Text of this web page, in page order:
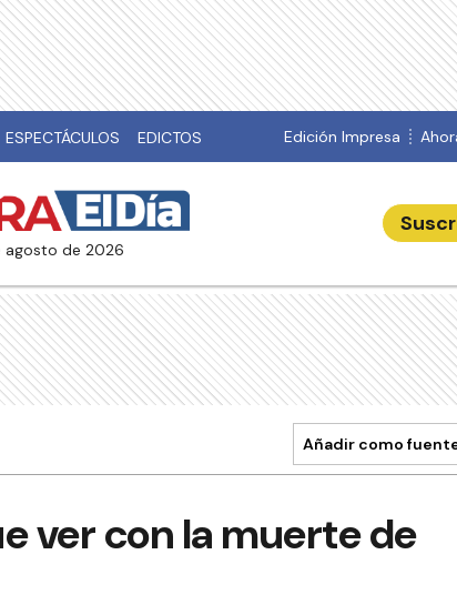
ESPECTÁCULOS EDICTOS Edición Impresa
agosto de 2026
Añadir como
ver con la muerte de